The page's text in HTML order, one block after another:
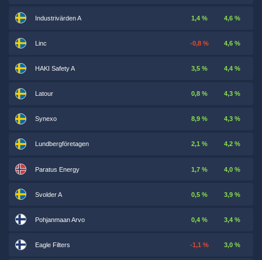
Industrivärden A 1,4 % 4,6 %
Linc -0,8 % 4,6 %
HAKI Safety A 3,5 % 4,4 %
Latour 0,8 % 4,3 %
Synexo 8,9 % 4,3 %
Lundbergföretagen 2,1 % 4,2 %
Paratus Energy 1,7 % 4,0 %
Svolder A 0,5 % 3,9 %
Pohjanmaan Arvo 0,4 % 3,4 %
Eagle Filters -1,1 % 3,0 %